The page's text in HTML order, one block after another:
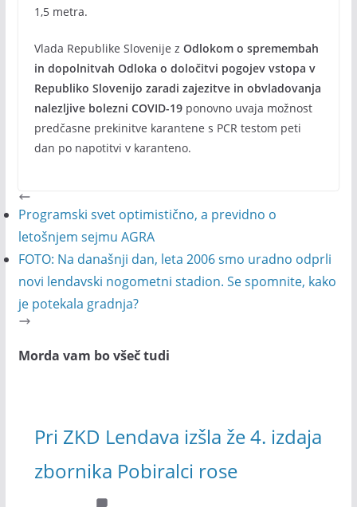
1,5 metra.
Vlada Republike Slovenije z Odlokom o spremembah
in dopolnitvah Odloka o določitvi pogojev vstopa v
Republiko Slovenijo zaradi zajezitve in obvladovanja
nalezljive bolezni COVID-19ponovno uvaja možnost
predčasne prekinitve karantene s PCR testom peti
dan po napotitvi v karanteno.
Programski svet optimistično, a previdno o
letošnjem sejmu AGRA
FOTO: Na današnji dan, leta 2006 smo uradno odprli
novi lendavski nogometni stadion. Se spomnite, kako
je potekala gradnja?
Morda vam bo všeč tudi
Pri ZKD Lendava izšla že 4. izdaja
zbornika Pobiralci rose